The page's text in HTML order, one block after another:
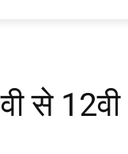
से 12वी